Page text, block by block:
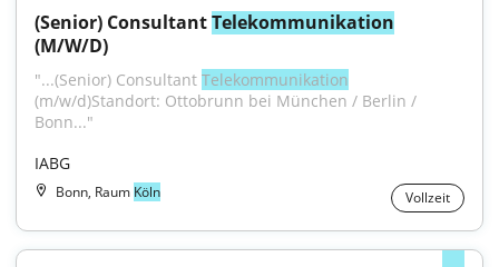
(Senior) Consultant Telekommunikation
(M/W/D)
"...(Senior) Consultant Telekommunikation
(m/w/d)Standort: Ottobrunn bei München / Berlin /
Bonn..."
IABG
Bonn, Raum Köln Vollzeit